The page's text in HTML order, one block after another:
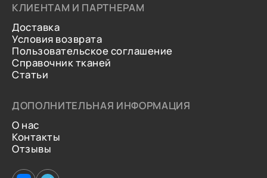
КЛИЕНТАМ И ПАРТНЕРАМ
Доставка
Условия возврата
Пользовательское соглашение
Справочник тканей
Статьи
ДОПОЛНИТЕЛЬНАЯ ИНФОРМАЦИЯ
О нас
Контакты
Отзывы